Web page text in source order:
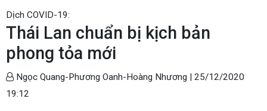
Dịch COVID-19:
Thái Lan chuẩn bị kịch bản
phong tỏa mới
Ngọc Quang-Phương Oanh-Hoàng Nhương | 25/12/2020
19:12